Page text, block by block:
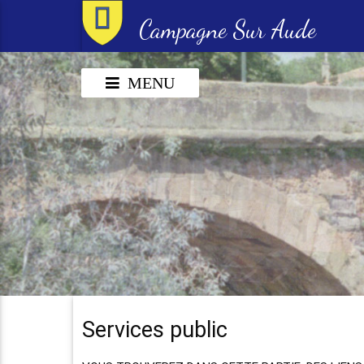
Campagne Sur Aude
MENU
Services public